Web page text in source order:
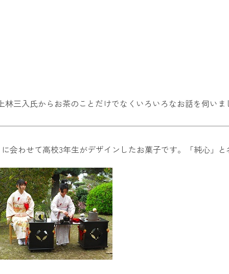
三入氏からお茶のことだけでなくいろいろなお話を伺いま
会わせて高校3年生がデザインしたお菓子です。「純心」と